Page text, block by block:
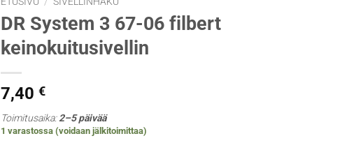
DR System 3 67-06 filbert
keinokuitusivellin
7,40 €
Toimitusaika:2–5 päivää
1 varastossa (voidaan jälkitoimittaa)